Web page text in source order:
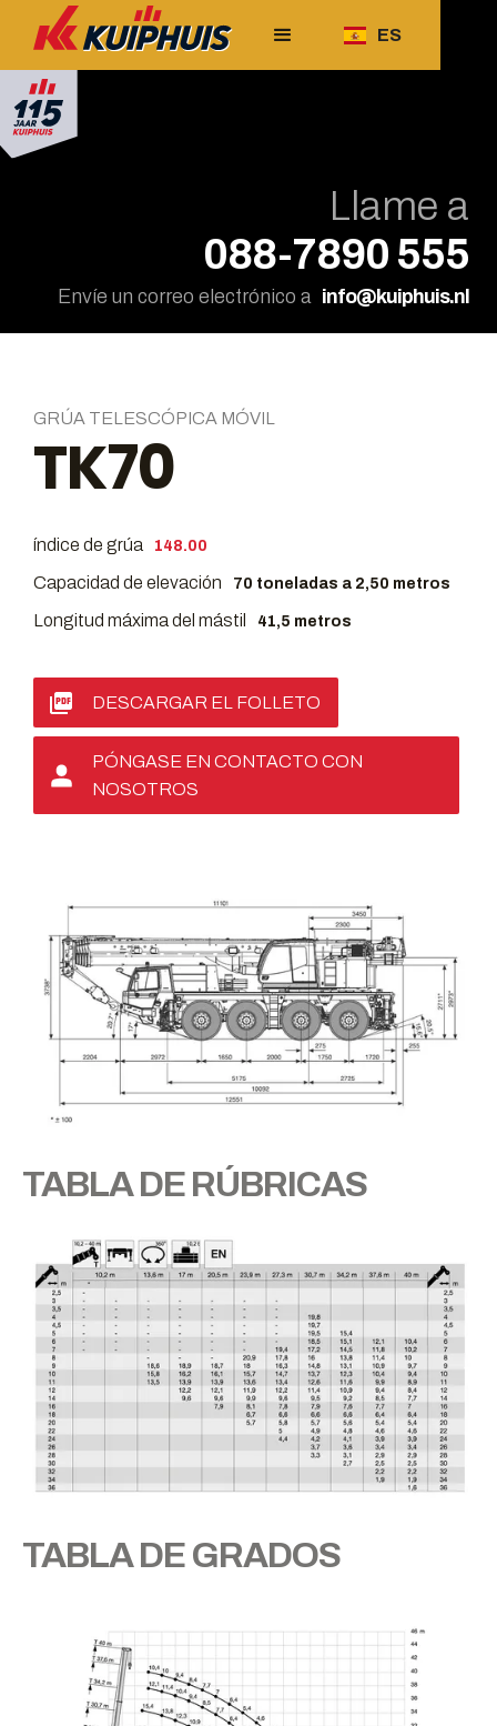
ES
Llame a
088-7890 555
Envíe un correo electrónico a info@kuiphuis.nl
GRÚA TELESCÓPICA MÓVIL
TK70
índice de grúa 148.00
Capacidad de elevación 70 toneladas a 2,50 metros
Longitud máxima del mástil 41,5 metros
DESCARGAR EL FOLLETO
PÓNGASE EN CONTACTO CON
NOSOTROS
TABLA DE RÚBRICAS
TABLA DE GRADOS